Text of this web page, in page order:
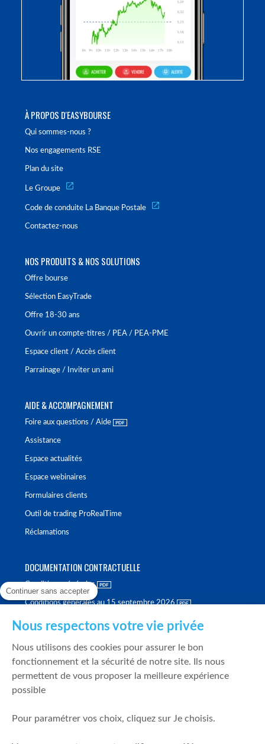
À PROPOS D'EASYBOURSE
Qui sommes-nous ?
Nos engagements RSE
Plan du site
Le Groupe
Code de conduite La Banque Postale
Contactez-nous
NOS PRODUITS & NOS SOLUTIONS
Offre bourse
Sélection EasyTrade
Offre 18-30 ans
Ouvrir un compte-titres / PEA / PEA-PME
Espace client / Accès client
Parrainage / Inviter un ami
AIDE & ACCOMPAGNEMENT
Foire aux questions / Aide
Assistance
Espace actualités
Espace webinaires
Formulaires clients
Outil de trading ProRealTime
Réclamations
DOCUMENTATION CONTRACTUELLE
Conditions générales
Conditions générales au 15 septembre 2026
Politique de meilleure sélection
Politique de durabilité
Fonds de garantie des dépôts et de résolution
Continuer sans accepter
Nous respectons votre vie privée
Nous utilisons des cookies pour assurer le bon
fonctionnement et la sécurité de notre site. Ils nous
permettent de vous proposer la meilleure expérience
possible
Pour paramétrer vos choix, cliquez sur Je choisis.